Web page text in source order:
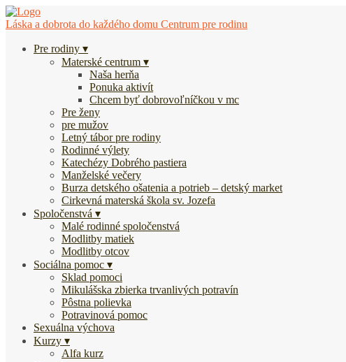
Láska a dobrota do každého domu Centrum pre rodinu
Pre rodiny
Materské centrum
Naša herňa
Ponuka aktivít
Chcem byť dobrovoľníčkou v mc
Pre ženy
pre mužov
Letný tábor pre rodiny
Rodinné výlety
Katechézy Dobrého pastiera
Manželské večery
Burza detského ošatenia a potrieb – detský market
Cirkevná materská škola sv. Jozefa
Spoločenstvá
Malé rodinné spoločenstvá
Modlitby matiek
Modlitby otcov
Sociálna pomoc
Sklad pomoci
Mikulášska zbierka trvanlivých potravín
Pôstna polievka
Potravinová pomoc
Sexuálna výchova
Kurzy
Alfa kurz